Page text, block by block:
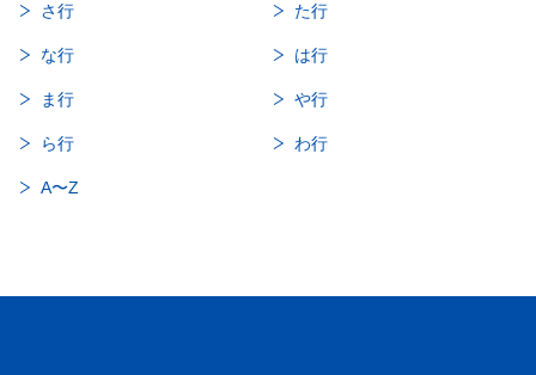
さ行 た行
な行 は行
ま行 や行
ら行 わ行
A〜Z